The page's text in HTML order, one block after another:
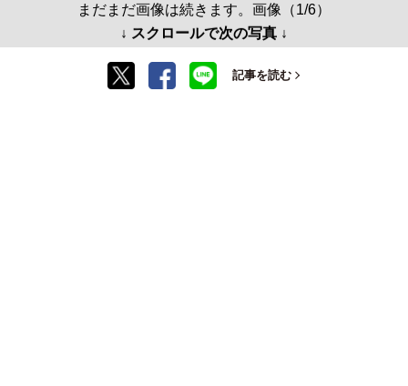
まだまだ画像は続きます。画像（1/6）
↓ スクロールで次の写真 ↓
記事を読む